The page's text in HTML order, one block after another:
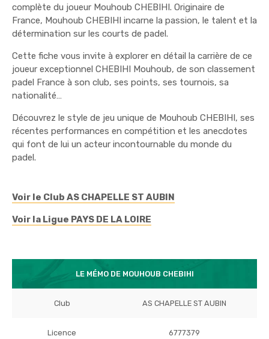
complète du joueur Mouhoub CHEBIHI. Originaire de
France, Mouhoub CHEBIHI incarne la passion, le talent et la
détermination sur les courts de padel.
Cette fiche vous invite à explorer en détail la carrière de ce
joueur exceptionnel CHEBIHI Mouhoub, de son classement
padel France à son club, ses points, ses tournois, sa
nationalité…
Découvrez le style de jeu unique de Mouhoub CHEBIHI, ses
récentes performances en compétition et les anecdotes
qui font de lui un acteur incontournable du monde du
padel.
Voir le Club AS CHAPELLE ST AUBIN
Voir la Ligue PAYS DE LA LOIRE
LE MÉMO DE MOUHOUB CHEBIHI
Club AS CHAPELLE ST AUBIN
Licence 6777379